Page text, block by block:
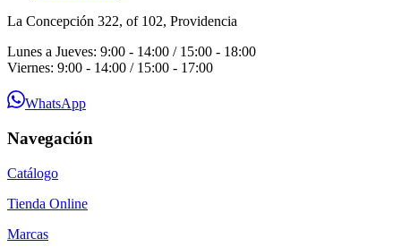
La Concepción 322, of 102, Providencia
Lunes a Jueves: 9:00 - 14:00 / 15:00 - 18:00
Viernes: 9:00 - 14:00 / 15:00 - 17:00
WhatsApp
Navegación
Catálogo
Tienda Online
Marcas